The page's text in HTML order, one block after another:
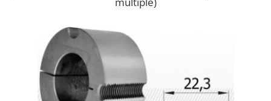
MULTIMATERIAL